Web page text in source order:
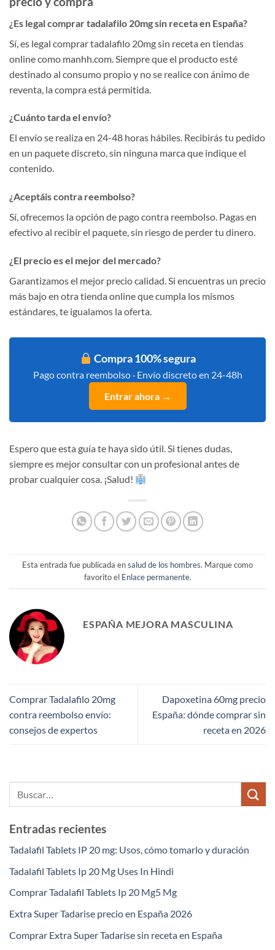
¿Es legal comprar tadalafilo 20mg sin receta en España?
Sí, es legal comprar tadalafilo 20mg sin receta en tiendas
online como manhh.com. Siempre que el producto esté
destinado al consumo propio y no se realice con ánimo de
reventa, la compra está permitida.
¿Cuánto tarda el envío?
El envío se realiza en 24-48 horas hábiles. Recibirás tu pedido
en un paquete discreto, sin ninguna marca que indique el
contenido.
¿Aceptáis contra reembolso?
Sí, ofrecemos la opción de pago contra reembolso. Pagas en
efectivo al recibir el paquete, sin riesgo de perder tu dinero.
¿El precio es el mejor del mercado?
Garantizamos el mejor precio calidad. Si encuentras un precio
más bajo en otra tienda online que cumpla los mismos
estándares, te igualamos la oferta.
Compra 100% segura
Pago contra reembolso · Envío discreto en 24-48h
Entrar ahora →
Espero que esta guía te haya sido útil. Si tienes dudas,
siempre es mejor consultar con un profesional antes de
probar cualquier cosa. ¡Salud!
Esta entrada fue publicada ensalud de los hombres. Marque como
favorito el Enlace permanente.
ESPAÑA MEJORA MASCULINA
Comprar Tadalafilo 20mg
contra reembolso envío:
consejos de expertos
Dapoxetina 60mg precio
España: dónde comprar sin
receta en 2026
Entradas recientes
Tadalafil Tablets IP 20 mg: Usos, cómo tomarlo y duración
Tadalafil Tablets Ip 20 Mg Uses In Hindi
Comprar Tadalafil Tablets Ip 20 Mg5 Mg
Extra Super Tadarise precio en España 2026
Comprar Extra Super Tadarise sin receta en España